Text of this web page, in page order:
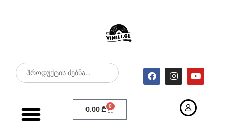
0.00₾ 0